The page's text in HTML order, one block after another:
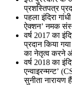
प्रशस्तिपत्र
पहला इंदिरा
ऐक्शन’ नमक
वर्ष 2017 का
प्रदान किया
का नेतृत्व करने
वर्ष 2018 का
एन्वाइरन्मन्ट’
सुनीता नारायण